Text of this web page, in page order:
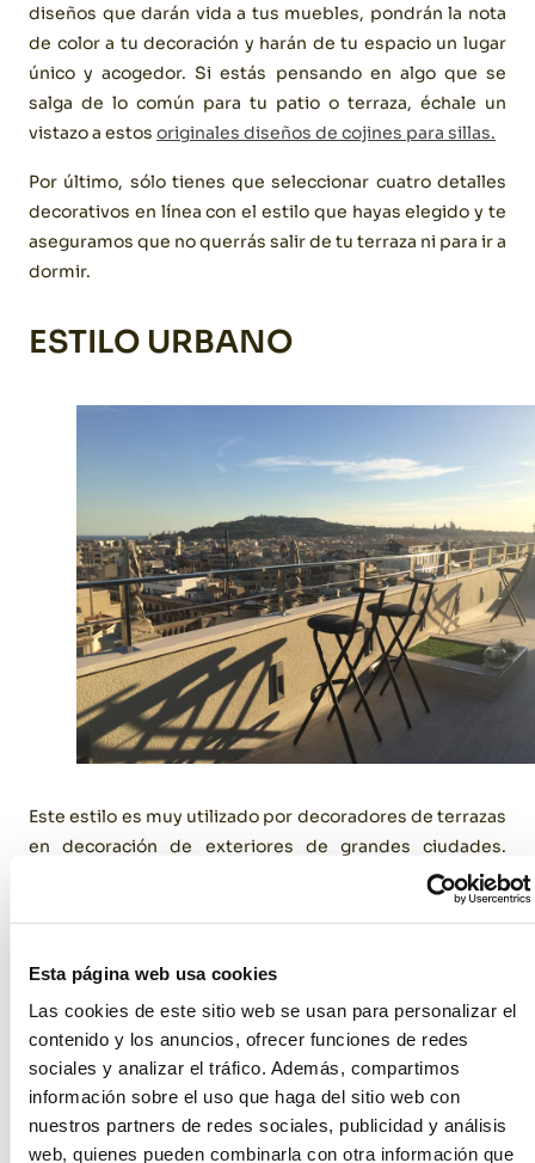
Esta página web usa cookies
Las cookies de este sitio web se usan para personalizar el
contenido y los anuncios, ofrecer funciones de redes
sociales y analizar el tráfico. Además, compartimos
información sobre el uso que haga del sitio web con
nuestros partners de redes sociales, publicidad y análisis
web, quienes pueden combinarla con otra información que
diseños que darán vida a tus muebles, pondrán la nota
de color a tu decoración y harán de tu espacio un lugar
único y acogedor. Si estás pensando en algo que se
salga de lo común para tu patio o terraza, échale un
vistazo a estos originales diseños de cojines para sillas.
Por último, sólo tienes que seleccionar cuatro detalles
decorativos en línea con el estilo que hayas elegido y te
aseguramos que no querrás salir de tu terraza ni para ir a
dormir.
ESTILO URBANO
Este estilo es muy utilizado por decoradores de terrazas
en decoración de exteriores de grandes ciudades.
Tonalidades grisáceas, neutras, industriales, muebles
de línea moderna y decoraciones sencillas, son las
extendida entre los espacios de exterior.
La versatilidad de los muebles (piezas modulares,
portátiles, movibles) ofrece la posibilidad de
reorganizar nuestro espacio adaptándonos a cualquier
tipo de celebración. La colocación de un césped artificial
a modo de alfombra relajará el ambiente de forma